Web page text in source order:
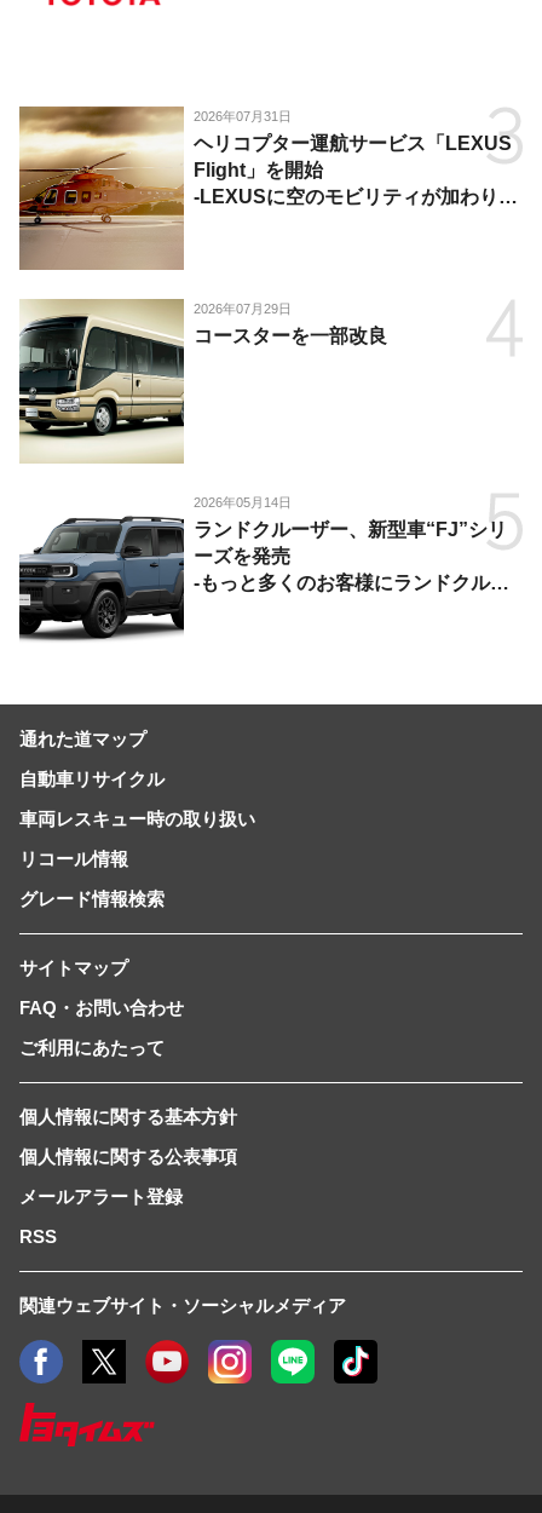
2026年07月31日
ヘリコプター運航サービス「LEXUS
Flight」を開始
-LEXUSに空のモビリティが加わり、
2026年07月29日
コースターを一部改良
2026年05月14日
ランドクルーザー、新型車“FJ”シリ
ーズを発売
-もっと多くのお客様にランドクルー
通れた道マップ
自動車リサイクル
車両レスキュー時の取り扱い
リコール情報
グレード情報検索
サイトマップ
FAQ・お問い合わせ
ご利用にあたって
個人情報に関する基本方針
個人情報に関する公表事項
メールアラート登録
RSS
関連ウェブサイト・ソーシャルメディア